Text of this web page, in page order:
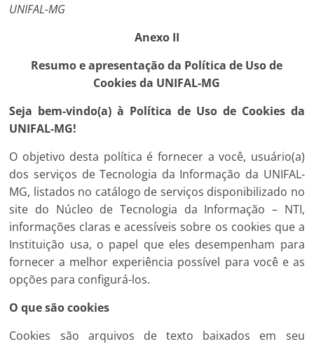
UNIFAL-MG
Anexo II
Resumo e apresentação da Política de Uso de
Cookies da UNIFAL-MG
Seja bem-vindo(a) à Política de Uso de Cookies da
UNIFAL-MG!
O objetivo desta política é fornecer a você, usuário(a)
dos serviços de Tecnologia da Informação da UNIFAL-
MG, listados no catálogo de serviços disponibilizado no
site do Núcleo de Tecnologia da Informação – NTI,
informações claras e acessíveis sobre os cookies que a
Instituição usa, o papel que eles desempenham para
fornecer a melhor experiência possível para você e as
opções para configurá-los.
O que são cookies
Cookies são arquivos de texto baixados em seu